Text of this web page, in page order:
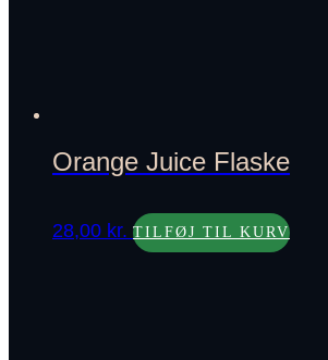
Orange Juice Flaske
28,00 kr. TILFØJ TIL KURV